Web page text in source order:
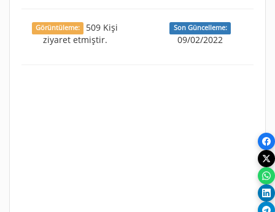
Görüntüleme:
509 Kişi
ziyaret etmiştir.
Son Güncelleme:
09/02/2022